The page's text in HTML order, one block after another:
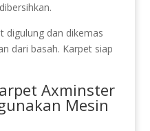
digulung dan dikemas
dari basah. Karpet siap
Axminster
Mesin